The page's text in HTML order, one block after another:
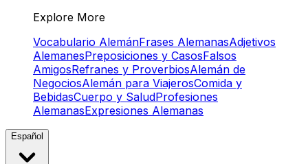
Explore More
Vocabulario AlemánFrases AlemanasAdjetivos
AlemanesPreposiciones y CasosFalsos
AmigosRefranes y ProverbiosAlemán de
NegociosAlemán para ViajerosComida y
BebidasCuerpo y SaludProfesiones
AlemanasExpresiones Alemanas
Español